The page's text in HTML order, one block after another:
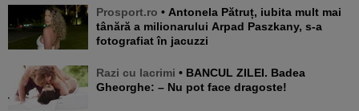
Prosport.ro • Antonela Pătruț, iubita mult mai
tânără a milionarului Arpad Paszkany, s-a
fotografiat în jacuzzi
Razi cu lacrimi • BANCUL ZILEI. Badea
Gheorghe: – Nu pot face dragoste!